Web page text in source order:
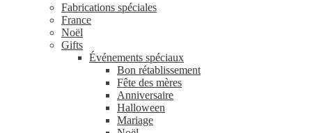
Fabrications spéciales
France
Noël
Gifts
Événements spéciaux
Bon rétablissement
Fête des mères
Anniversaire
Halloween
Mariage